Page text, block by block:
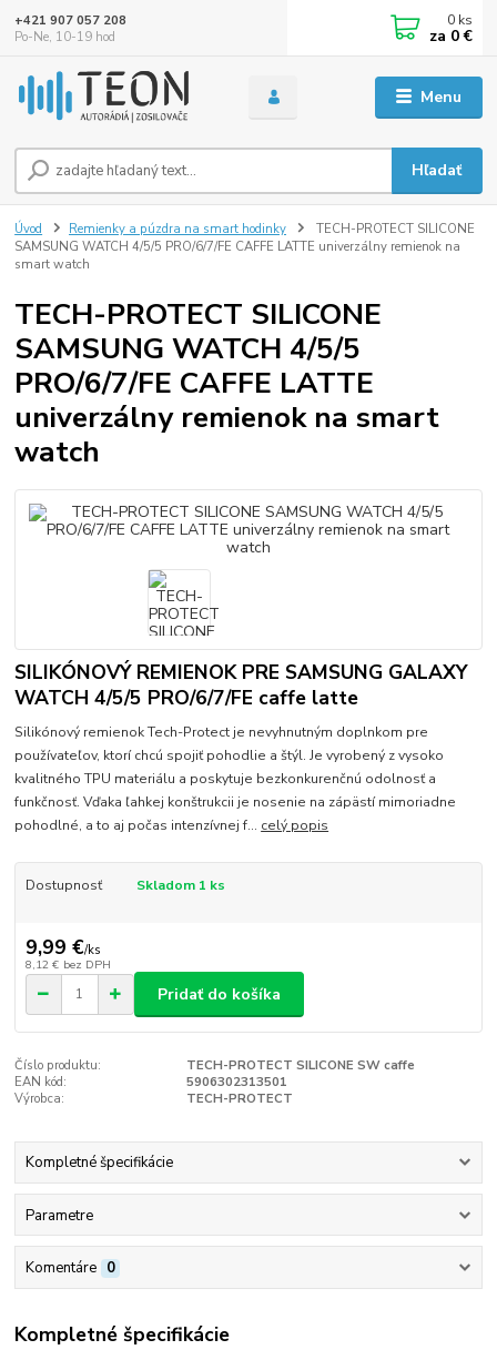
Menu
Hľadať
+421 907 057 208
Po-Ne, 10-19 hod
0 ks
za 0 €
Úvod Remienky a púzdra na smart hodinky
TECH-PROTECT SILICONE
SAMSUNG WATCH 4/5/5 PRO/6/7/FE CAFFE LATTE univerzálny remienok na
smart watch
TECH-PROTECT SILICONE
SAMSUNG WATCH 4/5/5
PRO/6/7/FE CAFFE LATTE
univerzálny remienok na smart
watch
SILIKÓNOVÝ REMIENOK PRE SAMSUNG GALAXY
WATCH 4/5/5 PRO/6/7/FE caffe latte
Silikónový remienok Tech-Protect je nevyhnutným doplnkom pre
používateľov, ktorí chcú spojiť pohodlie a štýl. Je vyrobený z vysoko
kvalitného TPU materiálu a poskytuje bezkonkurenčnú odolnosť a
funkčnosť. Vďaka ľahkej konštrukcii je nosenie na zápästí mimoriadne
pohodlné, a to aj počas intenzívnej f... celý popis
Dostupnosť Skladom 1 ks
9,99 €/ks
8,12 € bez DPH
Pridať do košíka
Číslo produktu:
TECH-PROTECT SILICONE SW caffe
EAN kód:
5906302313501
Výrobca:
TECH-PROTECT
Kompletné špecifikácie
Parametre
Komentáre 0
Kompletné špecifikácie